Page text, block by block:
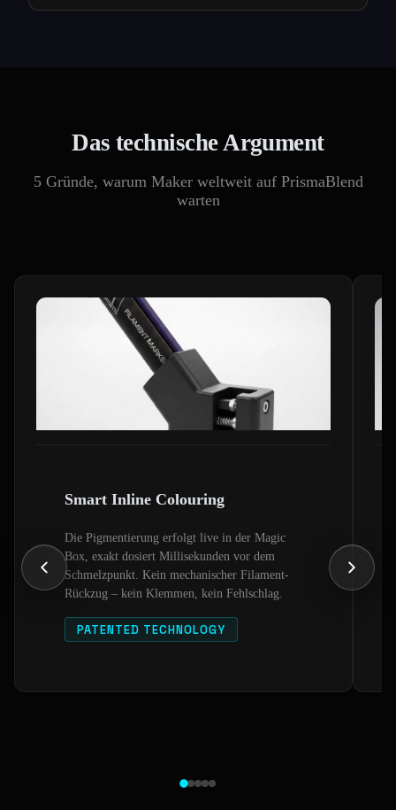
Das technische Argument
5 Gründe, warum Maker weltweit auf PrismaBlend
warten
Smart Inline Colouring
Die Pigmentierung erfolgt live in der Magic
Box, exakt dosiert Millisekunden vor dem
Schmelzpunkt. Kein mechanischer Filament-
Rückzug – kein Klemmen, kein Fehlschlag.
PATENTED TECHNOLOGY